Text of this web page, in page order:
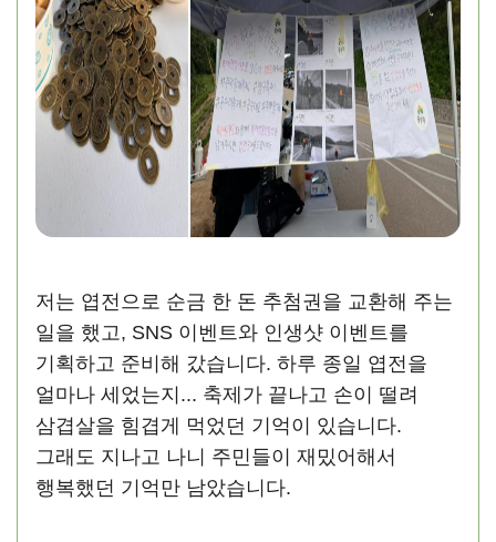
저는 엽전으로 순금 한 돈 추첨권을 교환해 주는
일을 했고, SNS 이벤트와 인생샷 이벤트를
기획하고 준비해 갔습니다. 하루 종일 엽전을
얼마나 세었는지... 축제가 끝나고 손이 떨려
삼겹살을 힘겹게 먹었던 기억이 있습니다.
그래도 지나고 나니 주민들이 재밌어해서
행복했던 기억만 남았습니다.